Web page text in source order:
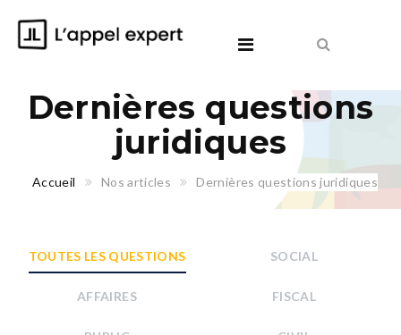
Dernières questions
juridiques
Accueil Nos articles Dernières questions juridiques
TOUTES LES QUESTIONS SOCIAL
AFFAIRES FISCAL